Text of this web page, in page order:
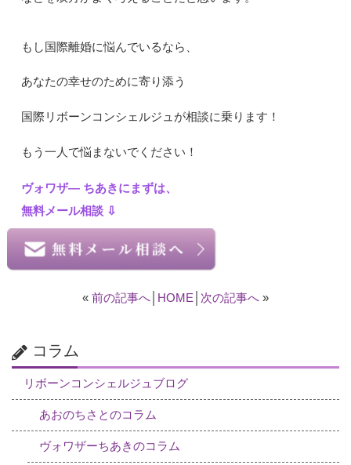
もし国際離婚に悩んでいるなら、
あなたの幸せのために寄り添う
国際リボーンコンシェルジュが相談に乗ります！
もう一人で悩まないでください！
ヴォワザ― ちあきにまずは、
無料メール相談 ⇩
« 前の記事へ HOME 次の記事へ »
コラム
リボーンコンシェルジュブログ
あおのちさとのコラム
ヴォワザーちあきのコラム